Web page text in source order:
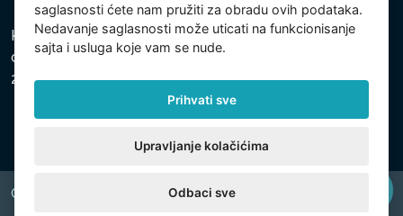
Kompanija je registrovana u Opštinskom sudu u Pragu,
odeljak C, uložak 74759, Identifikacioni broj kompanije:
26150808, Poreski identifikacioni broj: CZ26150808.
Copyright © 2026 INTEX TRADING s.r.o. All rights reserved.
saglasnosti ćete nam pružiti za obradu ovih podataka.
Nedavanje saglasnosti može uticati na funkcionisanje
sajta i usluga koje vam se nude.
Prihvati sve
Upravljanje kolačićima
Odbaci sve